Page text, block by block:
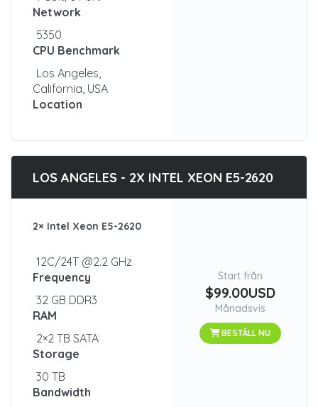
Network
5350
CPU Benchmark
Los Angeles,
California, USA
Location
LOS ANGELES - 2X INTEL XEON E5-2620
2× Intel Xeon E5-2620
12C/24T @2.2 GHz
Frequency
32 GB DDR3
RAM
2×2 TB SATA
Storage
30 TB
Bandwidth
Start från
$99.00USD
Månadsvis
BESTÄLL NU